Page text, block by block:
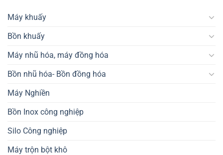
Máy khuấy
Bồn khuấy
Máy nhũ hóa, máy đồng hóa
Bồn nhũ hóa- Bồn đồng hóa
Máy Nghiền
Bồn Inox công nghiệp
Silo Công nghiệp
Máy trộn bột khô